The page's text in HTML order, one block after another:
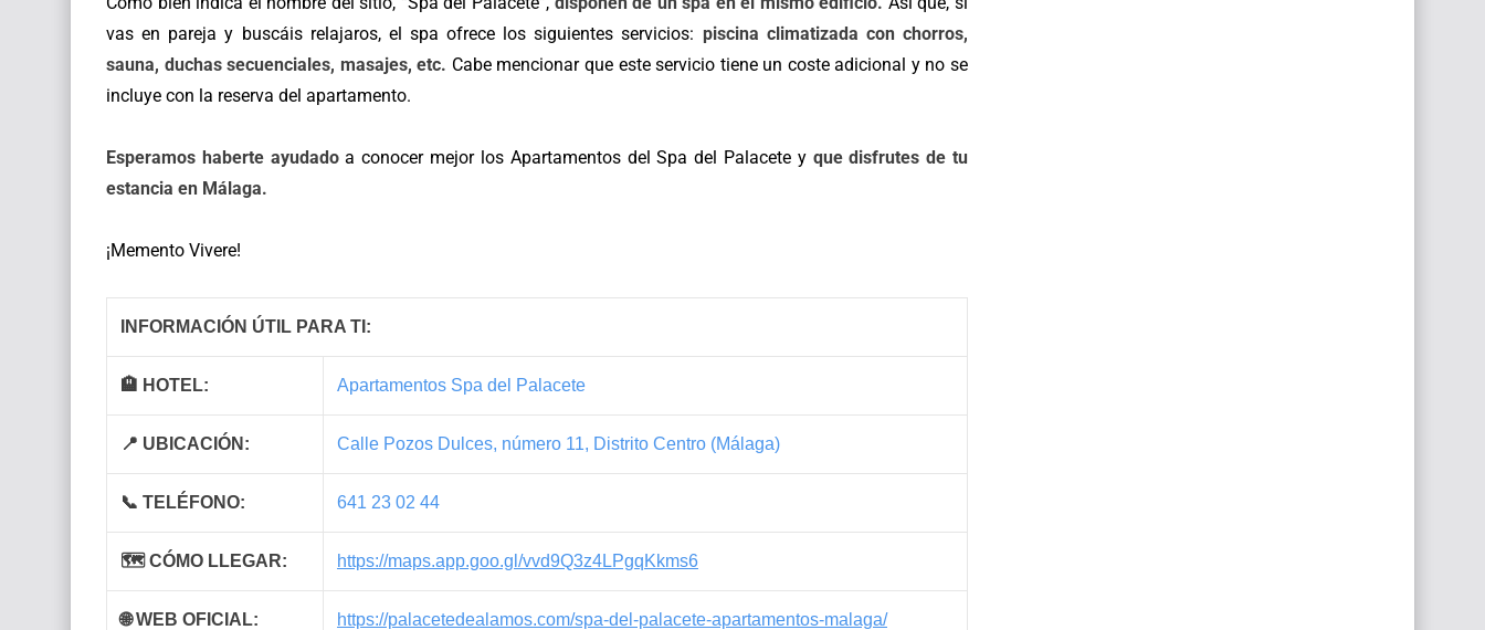
vas en pareja y buscáis relajaros, el spa ofrece los siguientes servicios: piscina climatizada con chorros,
sauna, duchas secuenciales, masajes, etc. Cabe mencionar que este servicio tiene un coste adicional y no se
incluye con la reserva del apartamento.
Esperamos haberte ayudadoa conocer mejor los Apartamentos del Spa del Palacete y que disfrutes de tu
estancia en Málaga.
¡Memento Vivere!
INFORMACIÓN ÚTIL PARA TI:
🏨 HOTEL: Apartamentos Spa del Palacete
📍 UBICACIÓN: Calle Pozos Dulces, número 11, Distrito Centro (Málaga)
📞 TELÉFONO: 641 23 02 44
🗺 CÓMO LLEGAR: https://maps.app.goo.gl/vvd9Q3z4LPgqKkms6
🌐 WEB OFICIAL: https://palacetedealamos.com/spa-del-palacete-apartamentos-malaga/